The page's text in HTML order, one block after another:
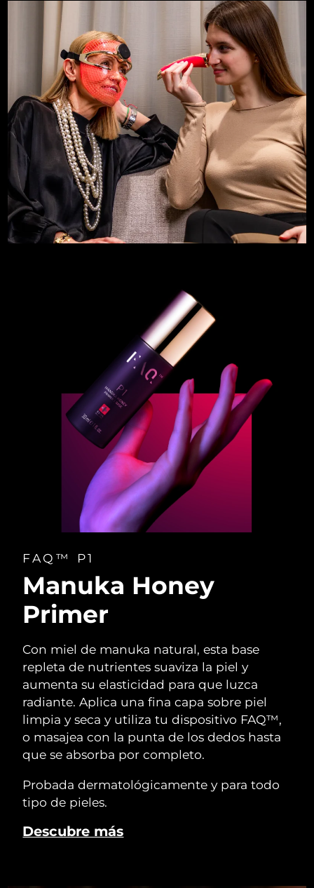
FAQ™ P1
Manuka Honey
Primer
Con miel de manuka natural, esta base
repleta de nutrientes suaviza la piel y
aumenta su elasticidad para que luzca
radiante. Aplica una fina capa sobre piel
limpia y seca y utiliza tu dispositivo FAQ™,
o masajea con la punta de los dedos hasta
que se absorba por completo.
Probada dermatológicamente y para todo
tipo de pieles.
Descubre más